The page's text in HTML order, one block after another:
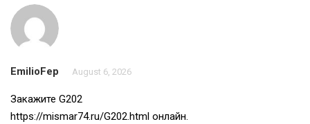
EmilioFep August 6, 2026
Закажите G202
https://mismar74.ru/G202.html онлайн.